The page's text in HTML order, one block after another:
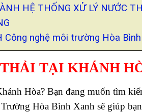
HỆ THỐNG XỬ LÝ NƯỚC
nghệ môi trường Hòa Bình
TẠI KHÁNH
Hòa? Bạn đang muốn tìm
Hòa Bình Xanh sẽ giúp